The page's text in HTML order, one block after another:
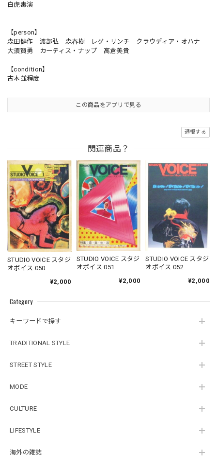
Category
キーワードで探す
TRADITIONAL STYLE
STREET STYLE
MODE
CULTURE
LIFESTYLE
海外の雑誌
白虎毒演
【person】
森田健作 渡部弘 森春樹 レグ・リンチ クラウディア・オハナ
大須賀勇 カーティス・ナップ 高倉美貴
【condition】
古本並程度
この商品をアプリで見る
通報する
関連商品？
STUDIO VOICE スタジ
オボイス 050
¥2,000
STUDIO VOICE スタジ
オボイス 051
¥2,000
STUDIO VOICE スタジ
オボイス 052
¥2,000